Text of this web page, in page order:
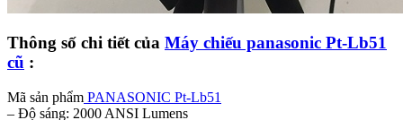
Thông số chi tiết của Máy chiếu panasonic Pt-Lb51
cũ :
Mã sản phẩm PANASONIC Pt-Lb51
– Độ sáng: 2000 ANSI Lumens